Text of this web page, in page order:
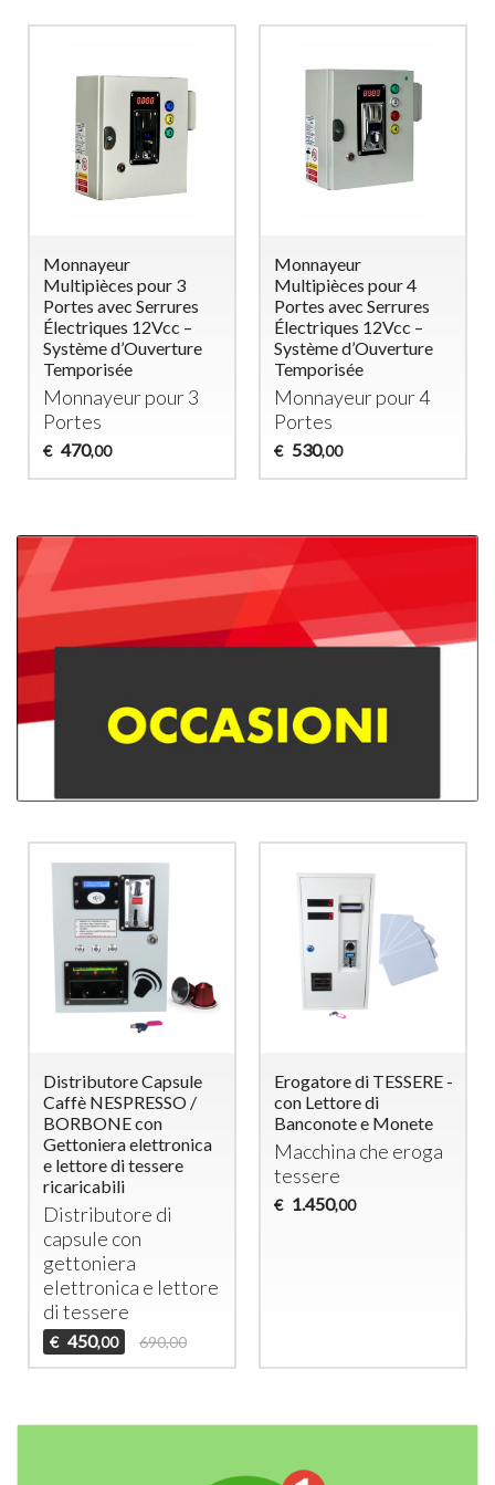
Monnayeur
Multipièces pour 3
Portes avec Serrures
Électriques 12Vcc –
Système d’Ouverture
Temporisée
Monnayeur pour 3
Portes
€ 470,00
Monnayeur
Multipièces pour 4
Portes avec Serrures
Électriques 12Vcc –
Système d’Ouverture
Temporisée
Monnayeur pour 4
Portes
€ 530,00
Distributore Capsule
Caffè NESPRESSO /
BORBONE con
Gettoniera elettronica
e lettore di tessere
ricaricabili
Distributore di
capsule con
gettoniera
elettronica e lettore
di tessere
€ 450,00 690,00
Erogatore di TESSERE -
con Lettore di
Banconote e Monete
Macchina che eroga
tessere
€ 1.450,00